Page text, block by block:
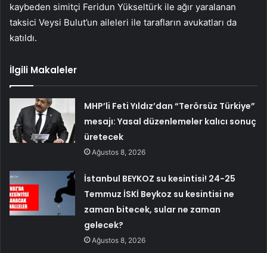
kaybeden simitçi Feridun Yükseltürk ile ağır yaralanan
taksici Veysi Bulut’un aileleri ile tarafların avukatları da
katıldı.
İlgili Makaleler
MHP’li Feti Yıldız’dan “Terörsüz Türkiye”
mesajı: Yasal düzenlemeler kalıcı sonuç
üretecek
Ağustos 8, 2026
İstanbul BEYKOZ su kesintisi! 24-25
Temmuz İSKİ Beykoz su kesintisi ne
zaman bitecek, sular ne zaman
gelecek?
Ağustos 8, 2026